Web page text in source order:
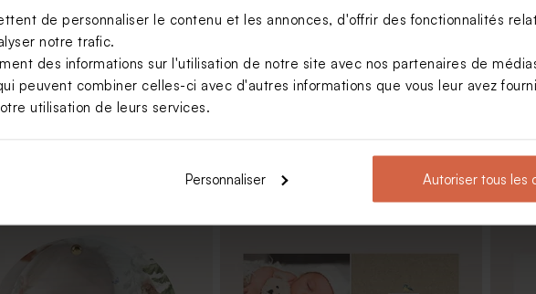
de personnaliser le contenu et les annonces, d'offrir des fonctionnalités
notre trafic.
des informations sur l'utilisation de notre site avec nos partenaires de
peuvent combiner celles-ci avec d'autres informations que vous leur avez
utilisation de leurs services.
Personnaliser Autoriser tous les
velours baptême verte noeud
Dragées baptême vert pastel 1 kg (±
Voir +